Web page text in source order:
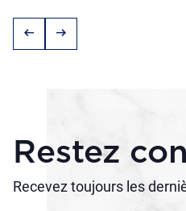
arrow_left_alt arrow_right_alt
Restez
Recevez toujours les